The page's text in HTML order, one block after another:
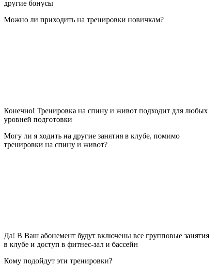
другие бонусы
Можно ли приходить на тренировки новичкам?
Конечно! Тренировка на спину и живот подходит для любых
уровней подготовки
Могу ли я ходить на другие занятия в клубе, помимо
тренировки на спину и живот?
Да! В Ваш абонемент будут включены все групповые занятия
в клубе и доступ в фитнес-зал и бассейн
Кому подойдут эти тренировки?